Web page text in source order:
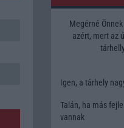
Megérné
azért, mert az
Igen, a tárhely
Talán, ha más
vannak